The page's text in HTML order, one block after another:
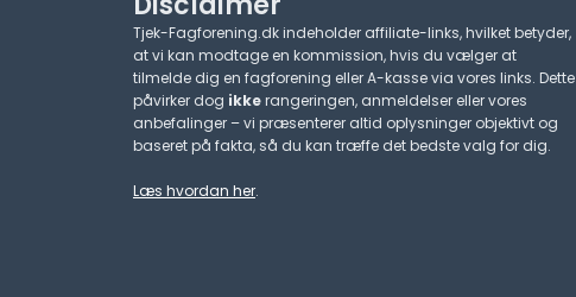
Tjek-Fagforening.dk indeholder affiliate-links, hvilket betyder,
at vi kan modtage en kommission, hvis du vælger at
tilmelde dig en fagforening eller A-kasse via vores links. Dette
påvirker dog ikkerangeringen, anmeldelser eller vores
anbefalinger – vi præsenterer altid oplysninger objektivt og
baseret på fakta, så du kan træffe det bedste valg for dig.
Læs hvordan her.